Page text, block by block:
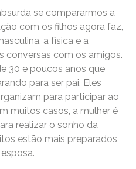
se compararmos a
com os filhos agora faz,
a física e a
conversas com os amigos.
30 e poucos anos que
para ser pai. Eles
para participar ao
muitos casos, a mulher é
realizar o sonho da
estão mais preparados